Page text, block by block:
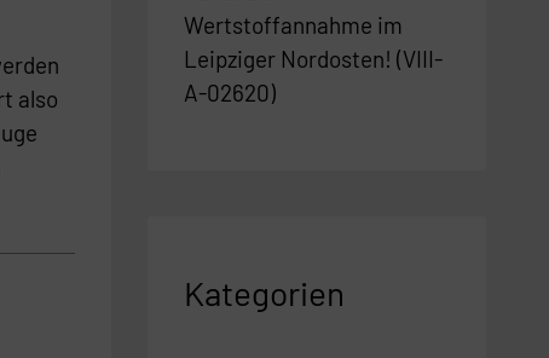
also
Wertstoffannahme im
Leipziger Nordosten! (VIII-
A-02620)
Kategorien